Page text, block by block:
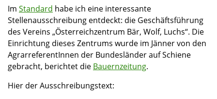
Im Standard habe ich eine interessante
Stellenausschreibung entdeckt: die Geschäftsführung
des Vereins „Österreichzentrum Bär, Wolf, Luchs“. Die
Einrichtung dieses Zentrums wurde im Jänner von den
AgrarreferentInnen der Bundesländer auf Schiene
gebracht, berichtet die Bauernzeitung.
Hier der Ausschreibungstext: